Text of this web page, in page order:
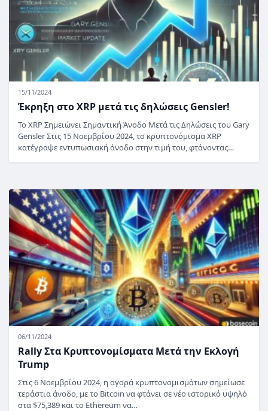
15/11/2024
Έκρηξη στο XRP μετά τις δηλώσεις Gensler!
Το XRP Σημειώνει Σημαντική Άνοδο Μετά τις Δηλώσεις του Gary
Gensler Στις 15 Νοεμβρίου 2024, το κρυπτονόμισμα XRP
κατέγραψε εντυπωσιακή άνοδο στην τιμή του, φτάνοντας…
06/11/2024
Rally Στα Κρυπτονομίσματα Μετά την Εκλογή
Trump
Στις 6 Νοεμβρίου 2024, η αγορά κρυπτονομισμάτων σημείωσε
τεράστια άνοδο, με το Bitcoin να φτάνει σε νέο ιστορικό υψηλό
στα $75,389 και το Ethereum να…